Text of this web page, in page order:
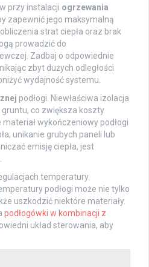
przy instalacji ogrzewania
zapewnić jego maksymalną
strat ciepła oraz brak
prowadzić do
Zadbaj o odpowiednie
zbyt dużych odległości
wydajność systemu.
podłogi. Niewłaściwa izolacja
co zwiększa koszty
materiał wykończeniowy podłogi
unikanie grubych paneli lub
emisję ciepła, jest
temperatury.
podłogi może nie tylko
uszkodzić niektóre materiały.
podłogówki w kombinacji z
układ sterowania, aby